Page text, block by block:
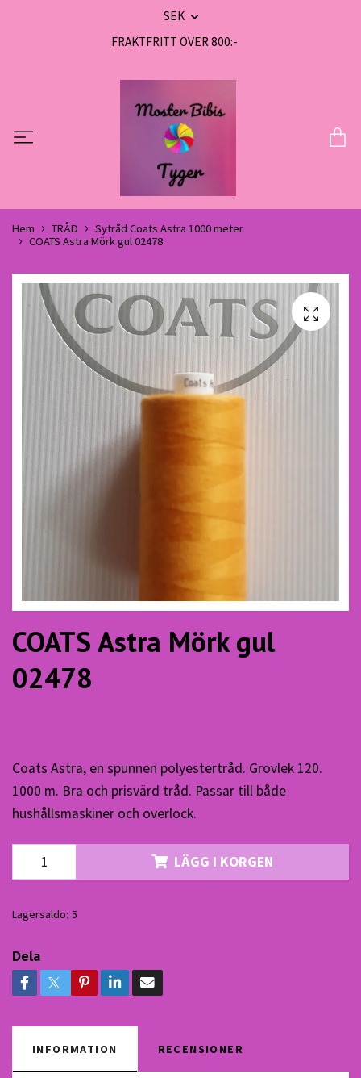
SEK
FRAKTFRITT ÖVER 800:-
Hem TRÅD
Sytråd Coats Astra 1000 meter
COATS Astra Mörk gul 02478
COATS Astra Mörk gul
02478
Coats Astra, en spunnen polyestertråd. Grovlek 120.
1000 m. Bra och prisvärd tråd. Passar till både
hushållsmaskiner och overlock.
LÄGG I KORGEN
Lagersaldo: 5
Dela
INFORMATION RECENSIONER